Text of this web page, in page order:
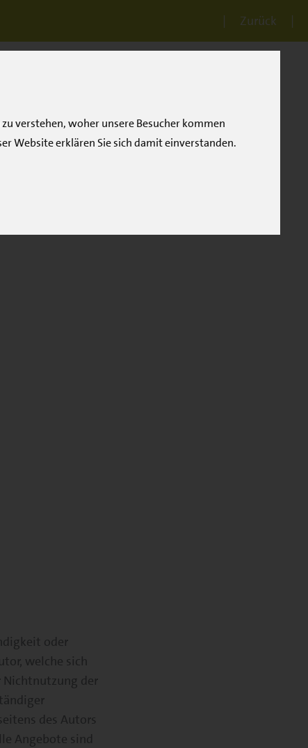
verstehen, woher unsere Besucher kommen
Website erklären Sie sich damit einverstanden.
Zurück
oder
welche sich
Nichtnutzung der
des Autors
Angebote sind